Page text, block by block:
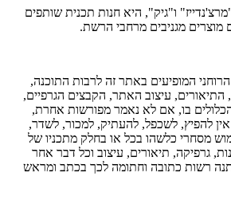
ו"גיק", היא חנות תכנית שותפים
הרוחני המופיעים באתר זה לרבות התוכנה,
עיצוב האתר, הקבצים הגרפיים,
בו, אם לא נאמר מפורשות אחרת,
אין להפיץ, לשכפל, להעתיק, למכור, לשדר,
מסחרי כלשהו בכל או בחלק מתכניו של
גרפיקה, תיאורים, עיצוב וכל דבר אחר
רשות כתובה וחתומה לכך בכתב ומראש